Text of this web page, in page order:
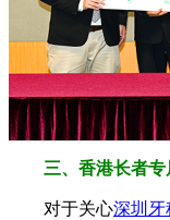
三、香港长者专
对于关心深圳牙